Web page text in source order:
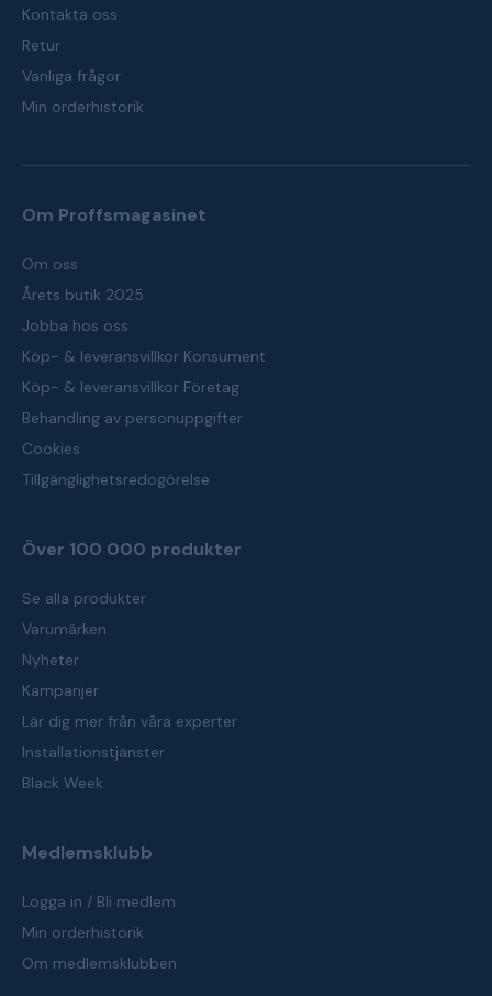
Kontakta oss
Retur
Vanliga frågor
Min orderhistorik
Om Proffsmagasinet
Om oss
Årets butik 2025
Jobba hos oss
Köp- & leveransvillkor Konsument
Köp- & leveransvillkor Företag
Behandling av personuppgifter
Cookies
Tillgänglighetsredogörelse
Över 100 000 produkter
Se alla produkter
Varumärken
Nyheter
Kampanjer
Lär dig mer från våra experter
Installationstjänster
Black Week
Medlemsklubb
Logga in / Bli medlem
Min orderhistorik
Om medlemsklubben